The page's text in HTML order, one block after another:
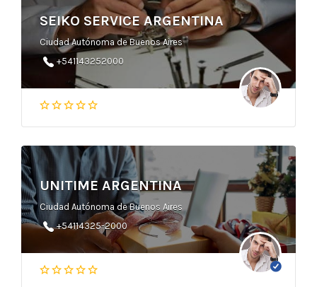
SEIKO SERVICE ARGENTINA
Ciudad Autónoma de Buenos Aires
+541143252000
UNITIME ARGENTINA
Ciudad Autónoma de Buenos Aires
+54114325-2000